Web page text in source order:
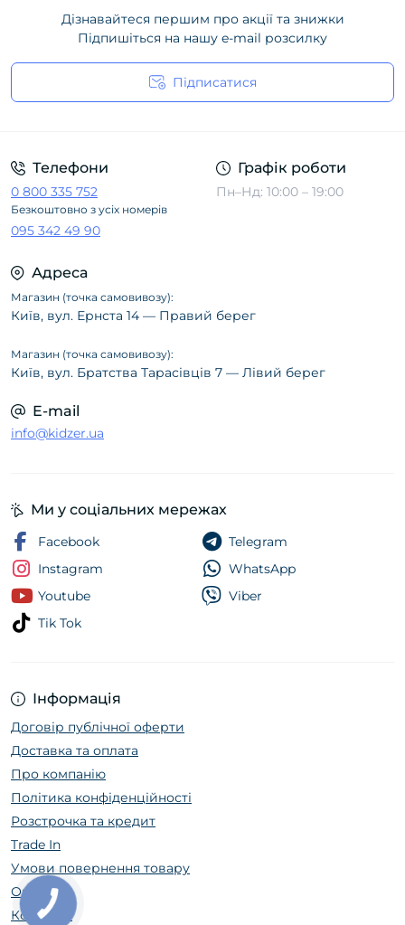
Дізнавайтеся першим про акції та знижки
Підпишіться на нашу e-mail розсилку
Підписатися
Телефони
0 800 335 752
Безкоштовно з усіх номерів
095 342 49 90
Графік роботи
Пн–Нд: 10:00 – 19:00
Адреса
Магазин (точка самовивозу):
Київ, вул. Ернста 14 — Правий берег
Магазин (точка самовивозу):
Київ, вул. Братства Тарасівців 7 — Лівий берег
E-mail
info@kidzer.ua
Інформація
Договір публічної оферти
Доставка та оплата
Про компанію
Політика конфіденційності
Розстрочка та кредит
Trade In
Умови повернення товару
Огляди
Контакти
Ми у соціальних мережах
Facebook
Instagram
Youtube
Tik Tok
Telegram
WhatsApp
Viber